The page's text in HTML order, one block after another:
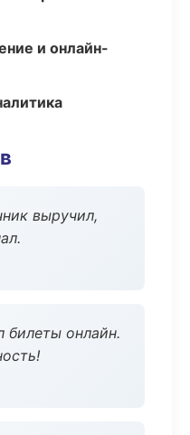
и онлайн-
выручил,
билеты онлайн.